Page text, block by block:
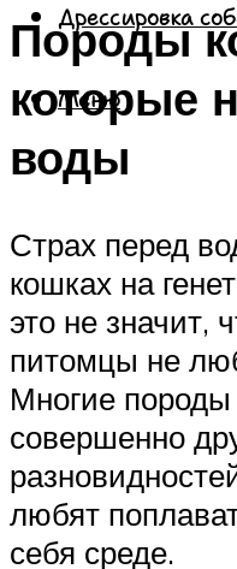
Дрессировка
Меню
Породы
которые
воды
Страх перед
кошках на
это не значит,
питомцы не
Многие
совершенно
любят
себя среде.